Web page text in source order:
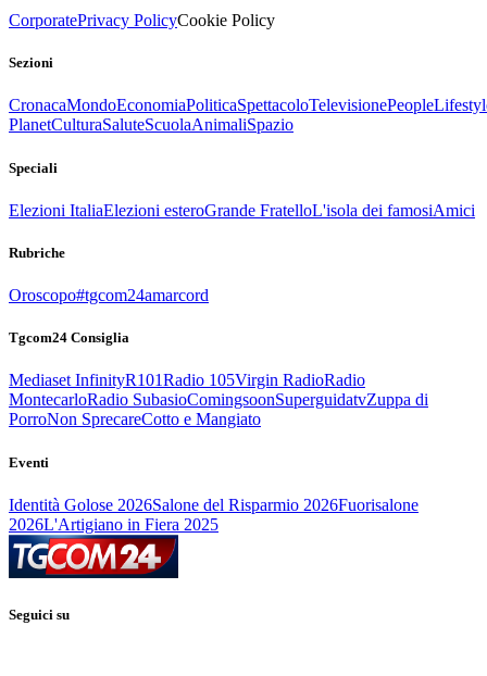
CorporatePrivacy PolicyCookie Policy
Sezioni
CronacaMondoEconomiaPoliticaSpettacoloTelevisionePeople
PlanetCulturaSaluteScuolaAnimaliSpazio
Speciali
Elezioni ItaliaElezioni esteroGrande FratelloL'isola dei famosiAmici
Rubriche
Oroscopo#tgcom24amarcord
Tgcom24 Consiglia
Mediaset InfinityR101Radio 105Virgin RadioRadio
MontecarloRadio SubasioComingsoonSuperguidatvZuppa di
PorroNon SprecareCotto e Mangiato
Eventi
Identità Golose 2026Salone del Risparmio 2026Fuorisalone
2026L'Artigiano in Fiera 2025
Seguici su